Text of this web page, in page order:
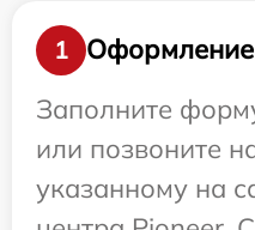
1
Оформление
Заполните
или позвоните
указанному на